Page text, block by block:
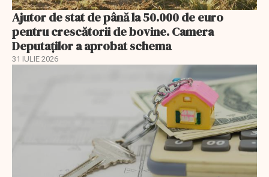
Ajutor de stat de până la 50.000 de euro
pentru crescătorii de bovine. Camera
Deputaților a aprobat schema
31 IULIE 2026